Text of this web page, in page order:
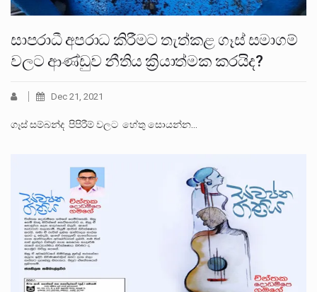
සාපරාධී අපරාධ කිරීමට තැත්කළ ගෑස් සමාගම්
වලට ආණ්ඩුව නීතිය ක්‍රියාත්මක කරයිද?
Dec 21, 2021
ගෑස් සම්බන්ද පිපිරීම් වලට හේතු සොයන්න…